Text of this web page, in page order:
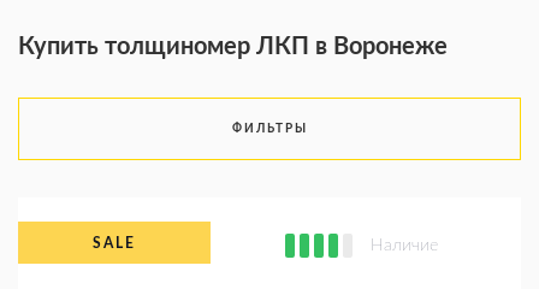
Купить толщиномер ЛКП в Воронеже
ФИЛЬТРЫ
Наличие